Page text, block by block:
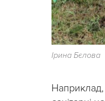
Ірина Бєлова
Наприклад,